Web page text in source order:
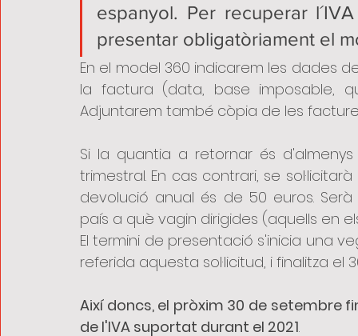
espanyol. Per recuperar
presentar obligatòriament el
En el model 360 indicarem les dades
la factura (data, base imposable,
Adjuntarem també còpia de les
Si la quantia a retornar és
trimestral. En cas contrari, se
devolució anual és de 50 euros.
país a què vagin dirigides (aquells en
El termini de presentació s'inicia una
referida aquesta sol·licitud, i finalitza
Així doncs, el pròxim 30 de setembre
de l'IVA suportat durant el 2021.